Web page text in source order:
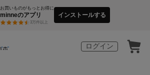
お買いものがもっとお得に
minneのアプリ
3万件以上
インストールする
ログイン